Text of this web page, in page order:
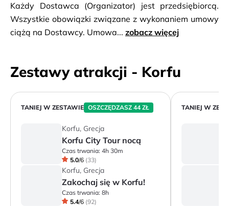
Każdy Dostawca (Organizator) jest przedsiębiorcą.
Wszystkie obowiązki związane z wykonaniem umowy
ciążą na Dostawcy. Umowa... zobacz więcej
Zestawy atrakcji - Korfu
TANIEJ W ZESTAWIE OSZCZĘDZASZ 44 ZŁ
Korfu, Grecja
Korfu City Tour nocą
Czas trwania: 4h 30m
5.0/6 (33)
Korfu, Grecja
Zakochaj się w Korfu!
Czas trwania: 8h
5.4/6 (92)
TANIEJ W